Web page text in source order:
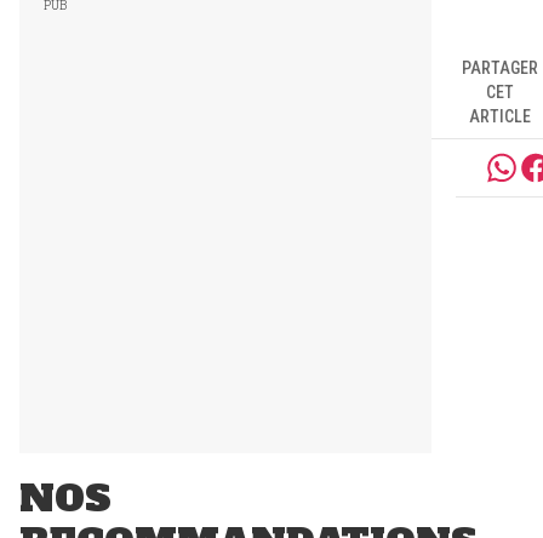
PARTAGER
CET
ARTICLE
NOS